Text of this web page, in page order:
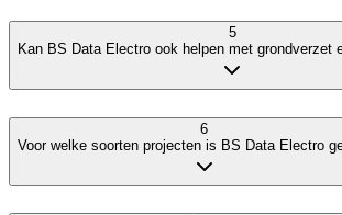
5
Kan BS Data Electro ook helpen met grondverzet
6
Voor welke soorten projecten is BS Data Electro